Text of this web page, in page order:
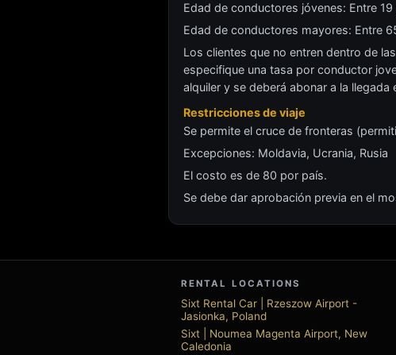
Edad de conductores jóvenes: Entre
Edad de conductores mayores: Entre
Los clientes que no entren dentro de
especifique una tasa por conductor
alquiler y se deberá abonar a la
Restricciones de viaje
Se permite el cruce de fronteras
Excepciones: Moldavia, Ucrania, Rusia
El costo es de 80 por país.
Se debe dar aprobación previa en el
RENTAL LOCATIONS
Sixt Rental Car | Rzeszow Airport -
Jasionka, Poland
Sixt | Noumea Magenta Airport, New
Caledonia